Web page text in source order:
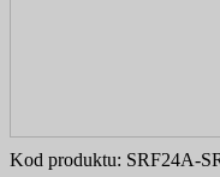
Kod produktu: SRF24A-